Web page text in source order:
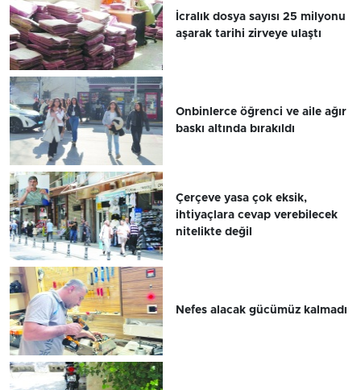
İcralık dosya sayısı 25 milyonu
aşarak tarihi zirveye ulaştı
Onbinlerce öğrenci ve aile ağır
baskı altında bırakıldı
Çerçeve yasa çok eksik,
ihtiyaçlara cevap verebilecek
nitelikte değil
Nefes alacak gücümüz kalmadı